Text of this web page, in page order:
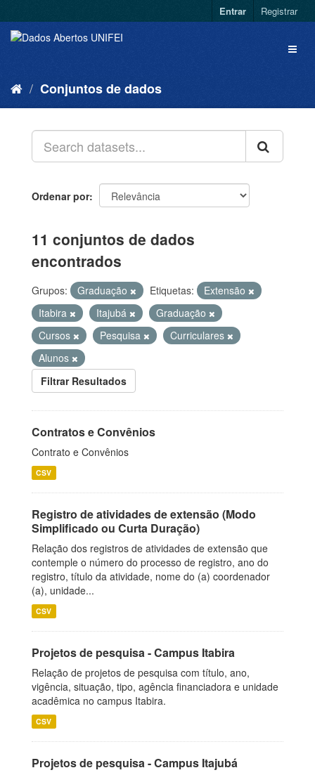
Entrar Registrar
Conjuntos de dados
Ordenar por
11 conjuntos de dados
encontrados
Grupos: Graduação Etiquetas:
Extensão
Itabira
Itajubá
Graduação
Cursos
Pesquisa
Curriculares
Alunos
Filtrar Resultados
Contratos e Convênios
Contrato e Convênios
CSV
Registro de atividades de extensão (Modo
Simplificado ou Curta Duração)
Relação dos registros de atividades de extensão que
contemple o número do processo de registro, ano do
registro, título da atividade, nome do (a) coordenador
(a), unidade...
CSV
Projetos de pesquisa - Campus Itabira
Relação de projetos de pesquisa com título, ano,
vigência, situação, tipo, agência financiadora e unidade
acadêmica no campus Itabira.
CSV
Projetos de pesquisa - Campus Itajubá